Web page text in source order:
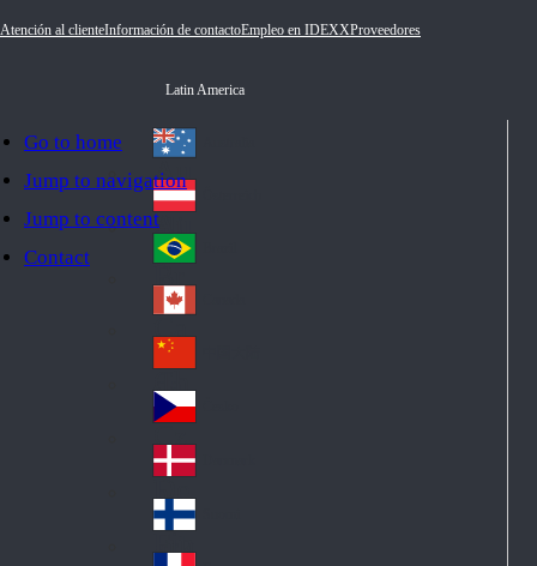
Go to home
Jump to navigation
Jump to content
Contact
Atención al clienteInformación de contactoEmpleo en IDEXXProveedores
Latin America
Au
str
ali
a
Au
stri
a
Br
azi
l
Ca
na
da
Ch
ina
Cz
ec
h
De
nm
ark
Fin